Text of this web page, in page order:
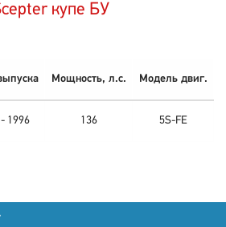
купе БУ
Мощность, л.с. Модель двиг.
1996 136 5S-FE